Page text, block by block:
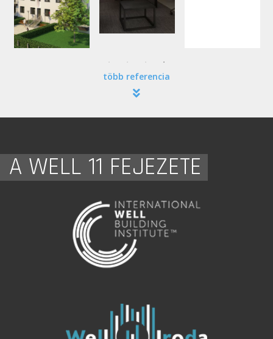
több referencia
A WELL 11 FEJEZETE